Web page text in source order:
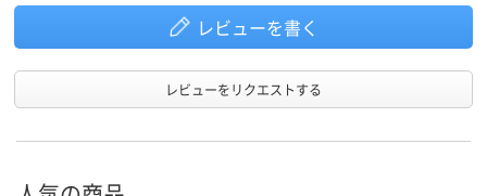
レビューを書く
レビューをリクエストする